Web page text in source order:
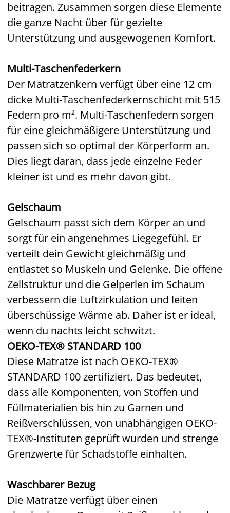
beitragen. Zusammen sorgen diese Elemente
die ganze Nacht über für gezielte
Unterstützung und ausgewogenen Komfort.
Multi-Taschenfederkern
Der Matratzenkern verfügt über eine 12 cm
dicke Multi-Taschenfederkernschicht mit 515
Federn pro m². Multi-Taschenfedern sorgen
für eine gleichmäßigere Unterstützung und
passen sich so optimal der Körperform an.
Dies liegt daran, dass jede einzelne Feder
kleiner ist und es mehr davon gibt.
Gelschaum
Gelschaum passt sich dem Körper an und
sorgt für ein angenehmes Liegegefühl. Er
verteilt dein Gewicht gleichmäßig und
entlastet so Muskeln und Gelenke. Die offene
Zellstruktur und die Gelperlen im Schaum
verbessern die Luftzirkulation und leiten
überschüssige Wärme ab. Daher ist er ideal,
wenn du nachts leicht schwitzt.
OEKO-TEX® STANDARD 100
Diese Matratze ist nach OEKO-TEX®
STANDARD 100 zertifiziert. Das bedeutet,
dass alle Komponenten, von Stoffen und
Füllmaterialien bis hin zu Garnen und
Reißverschlüssen, von unabhängigen OEKO-
TEX®-Instituten geprüft wurden und strenge
Grenzwerte für Schadstoffe einhalten.
Waschbarer Bezug
Die Matratze verfügt über einen